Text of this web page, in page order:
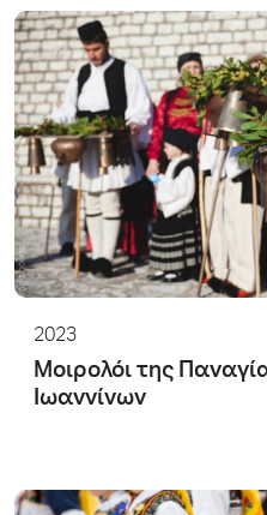
2023
Μοιρολόι της
Ιωαννίνων